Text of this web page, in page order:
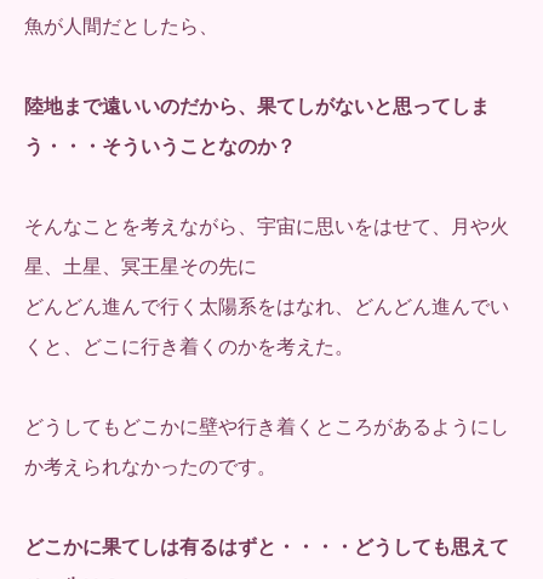
魚が人間だとしたら、
陸地まで遠いいのだから、果てしがないと思ってしま
う・・・そういうことなのか？
そんなことを考えながら、宇宙に思いをはせて、月や火
星、土星、冥王星その先に
どんどん進んで行く太陽系をはなれ、どんどん進んでい
くと、どこに行き着くのかを考えた。
どうしてもどこかに壁や行き着くところがあるようにし
か考えられなかったのです。
どこかに果てしは有るはずと・・・・どうしても思えて